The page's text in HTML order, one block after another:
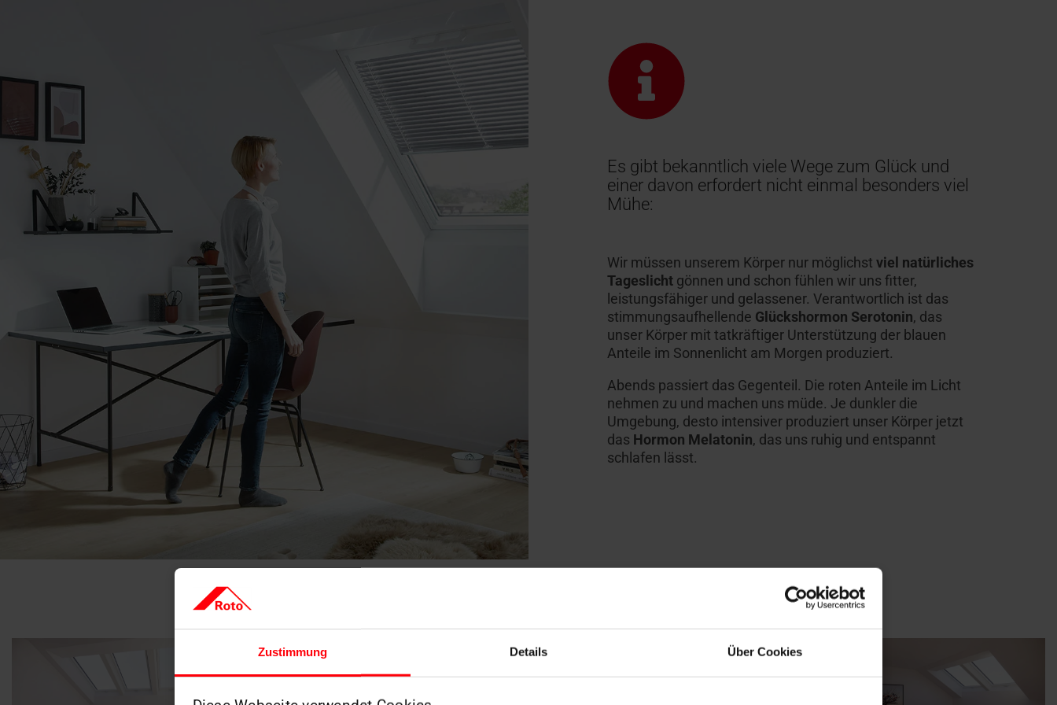
Zustimmung Details Über Cookies
Es gibt bekanntlich viele Wege zum Glück und
einer davon erfordert nicht einmal besonders viel
Mühe:
Wir müssen unserem Körper nur möglichst viel natürliches
Tageslicht gönnen und schon fühlen wir uns fitter,
leistungsfähiger und gelassener. Verantwortlich ist das
stimmungsaufhellende Glückshormon Serotonin, das
unser Körper mit tatkräftiger Unterstützung der blauen
Anteile im Sonnenlicht am Morgen produziert.
Abends passiert das Gegenteil. Die roten Anteile im Licht
nehmen zu und machen uns müde. Je dunkler die
Umgebung, desto intensiver produziert unser Körper jetzt
das Hormon Melatonin, das uns ruhig und entspannt
schlafen lässt.